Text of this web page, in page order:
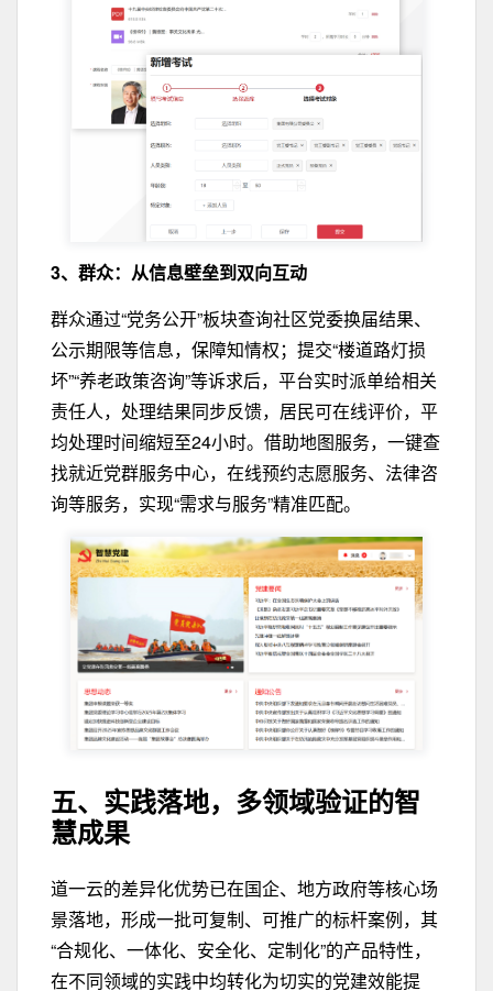
3、群众：从信息壁垒到双向互动
群众通过“党务公开”板块查询社区党委换届结果、
公示期限等信息，保障知情权；提交“楼道路灯损
坏”“养老政策咨询”等诉求后，平台实时派单给相关
责任人，处理结果同步反馈，居民可在线评价，平
均处理时间缩短至24小时。借助地图服务，一键查
找就近党群服务中心，在线预约志愿服务、法律咨
询等服务，实现“需求与服务”精准匹配。
五、实践落地， 多领域验证的智
慧成果
道一云的差异化优势已在国企、地方政府等核心场
景落地，形成一批可复制、可推广的标杆案例，其
“合规化、一体化、安全化、定制化”的产品特性，
在不同领域的实践中均转化为切实的党建效能提